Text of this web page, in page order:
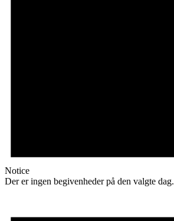
Notice
Der er ingen begivenheder på den valgte dag.